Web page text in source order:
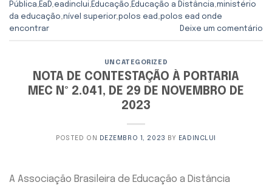
Pública,EaD,eadinclui,Educação,Educação a Distância,ministério
da educação,nível superior,polos ead ,polos ead onde
encontrar
Deixe um comentário
UNCATEGORIZED
NOTA DE CONTESTAÇÃO À PORTARIA
MEC Nº 2.041, DE 29 DE NOVEMBRO DE
2023
POSTED ON DEZEMBRO 1, 2023 BY EADINCLUI
A Associação Brasileira de Educação a Distância